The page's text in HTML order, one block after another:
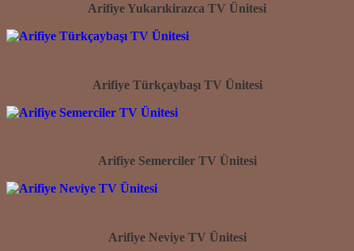
Arifiye Yukarıkirazca TV Ünitesi
Arifiye Türkçaybaşı TV Ünitesi
Arifiye Semerciler TV Ünitesi
Arifiye Neviye TV Ünitesi